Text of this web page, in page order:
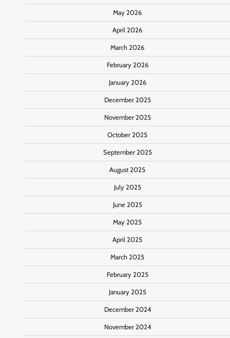
May 2026
April 2026
March 2026
February 2026
January 2026
December 2025
November 2025
October 2025
September 2025
August 2025
July 2025
June 2025
May 2025
April 2025
March 2025
February 2025
January 2025
December 2024
November 2024